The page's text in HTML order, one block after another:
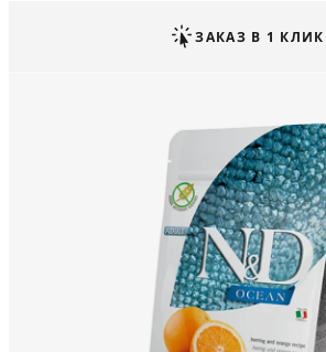
ЗАКАЗ В 1 КЛИК